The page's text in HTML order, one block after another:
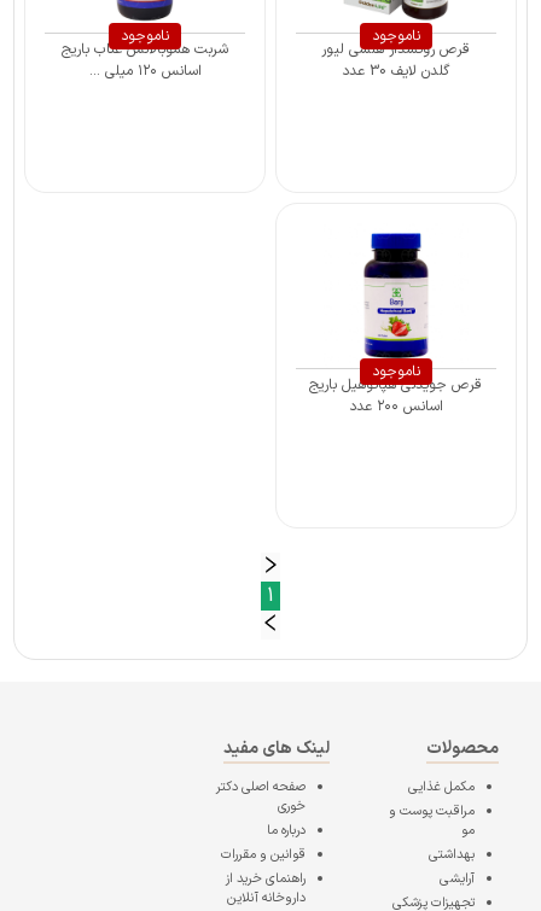
ناموجود
قرص روکشدار هلسی لیور
گلدن لایف 30 عدد
ناموجود
شربت هموبالانس عناب باریج
اسانس ۱۲۰ میلی ...
ناموجود
قرص جویدنی هپاتوهیل باریج
اسانس ۲۰۰ عدد
1
محصولات
مکمل غذایی
مراقبت پوست و
مو
بهداشتی
آرایشی
تجهیزات پزشکی
لینک های مفید
صفحه اصلیدکتر
خوری
درباره ما
قوانین و مقررات
راهنمای خرید از
داروخانه آنلاین